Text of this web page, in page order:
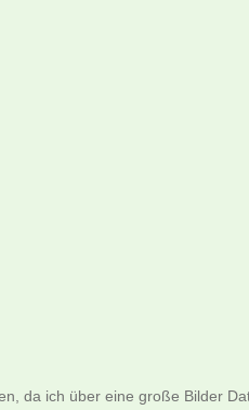
da ich über eine große Bilder